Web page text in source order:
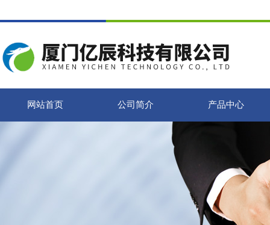
网站首页 公司简介 产品中心